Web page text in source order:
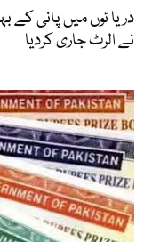
دریا ئوں میں پانی کے
نے الرٹ جاری کردیا